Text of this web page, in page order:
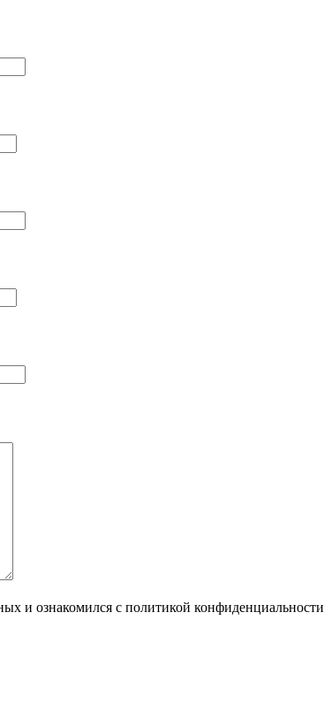
и ознакомился с политикой конфиденциальности